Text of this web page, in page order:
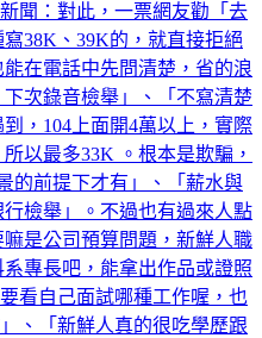
聞：對此，一票網友勸「去
38K、39K的，就直接拒絕
在電話中先問清楚，省的浪
次錄音檢舉」、「不寫清楚
，104上面開4萬以上，實際
以最多33K 。根本是欺騙，
的前提下才有」、「薪水與
檢舉」。不過也有過來人點
是公司預算問題，新鮮人職
專長吧，能拿出作品或證照
看自己面試哪種工作喔，也
、「新鮮人真的很吃學歷跟